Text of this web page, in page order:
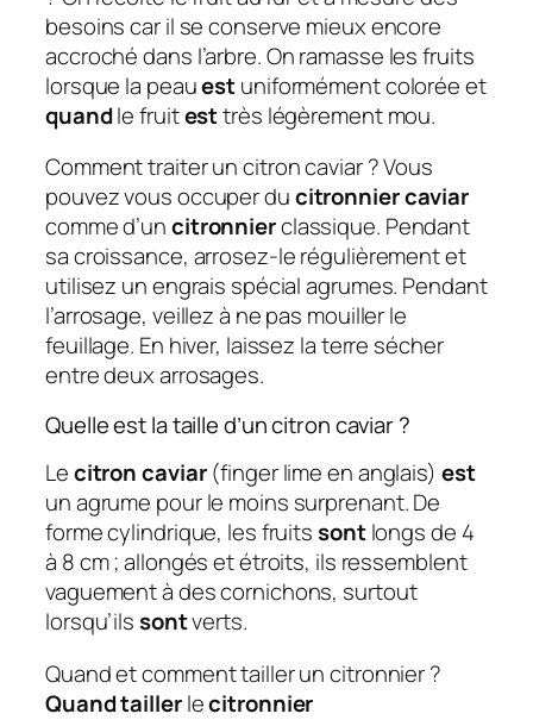
besoins car il se conserve mieux encore
accroché dans l’arbre. On ramasse les fruits
lorsque la peauestuniformément colorée et
quandle fruitesttrès légèrement mou.
Comment traiter un citron caviar ? Vous
pouvez vous occuper ducitronnier caviar
comme d’uncitronnierclassique. Pendant
sa croissance, arrosez-le régulièrement et
utilisez un engrais spécial agrumes. Pendant
l’arrosage, veillez à ne pas mouiller le
feuillage. En hiver, laissez la terre sécher
entre deux arrosages.
Quelle est la taille d’un citron caviar ?
Lecitron caviar(finger lime en anglais) est
un agrume pour le moins surprenant. De
forme cylindrique, les fruitssontlongs de 4
à 8 cm ; allongés et étroits, ils ressemblent
vaguement à des cornichons, surtout
lorsqu’ilssontverts.
Quand et comment tailler un citronnier ?
Quand taillerlecitronnier